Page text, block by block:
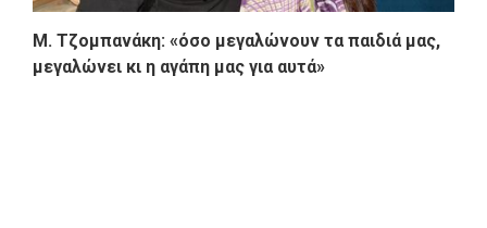
Μ. Τζομπανάκη: «όσο μεγαλώνουν τα παιδιά μας,
μεγαλώνει κι η αγάπη μας για αυτά»